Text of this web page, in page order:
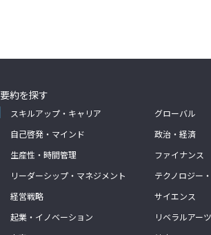
要約を探す
スキルアップ・キャリア
自己啓発・マインド
生産性・時間管理
リーダーシップ・マネジメント
経営戦略
起業・イノベーション
グローバル
政治・経済
ファイナンス
テクノロジー
サイエンス
リベラルアーツ